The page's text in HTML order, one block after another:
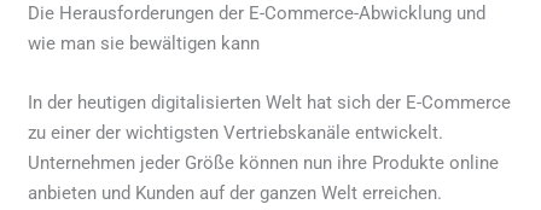
Die Herausforderungen der E-Commerce-Abwicklung und
wie man sie bewältigen kann
In der heutigen digitalisierten Welt hat sich der E-Commerce
zu einer der wichtigsten Vertriebskanäle entwickelt.
Unternehmen jeder Größe können nun ihre Produkte online
anbieten und Kunden auf der ganzen Welt erreichen.